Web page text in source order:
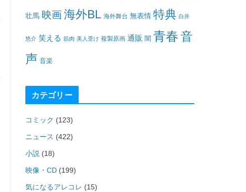
壮馬 映画海外BL 海外舞台 無表情 特典 白井
悠介 笑える 筋肉 美人受け 複製原画 通販 闇 青春音
声 音楽
カテゴリー
コミック (123)
ニュース (422)
小説 (18)
映像・CD (199)
気になるアレコレ (15)